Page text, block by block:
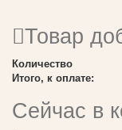
Товар
Количество
Итого, к оплате:
Сейчас в